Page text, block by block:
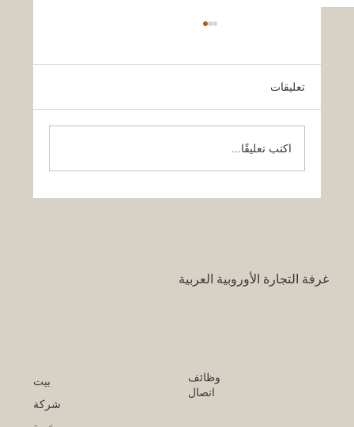
تعليقات
اكتب تعليقًا...
غرفة التجارة الأوروبية العربية
بيت
شركة
وظائف
اتصال